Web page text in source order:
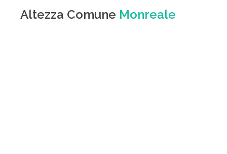
Altezza Comune Monreale